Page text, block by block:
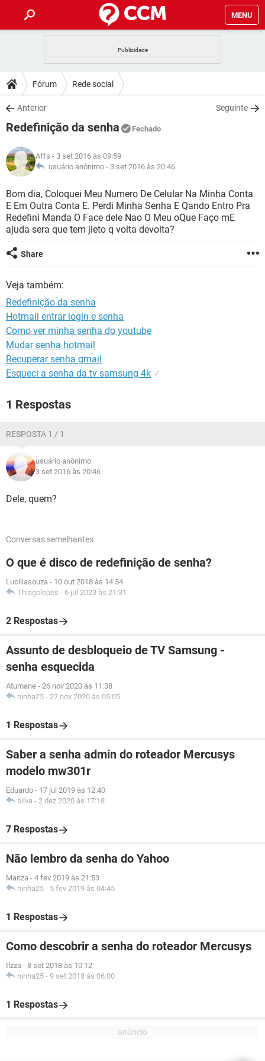
MENU
CELULAR
OUTLOOK
INSTAGRAM GMAIL
GUIA DE COMPRAS
DICAS
JOGOS
INSTAGRAM
GUIA DE COMPRAS
DOWNLOADS
JOGOS WHATSAPP
CELULAR
OUTLOOK EXCEL
INSTAGRAM GMAIL
GUIA DE COMPRAS
JOGOS
CELULAR
OUTLOOK EXCEL
INSTAGRAM GMAIL
GLOSSÁRIO
JOGOS WHATSAPP
CELULAR FACEBOOK
OUTLOOK EXCEL
INSTAGRAM
Fórum Rede social
Anterior Seguinte
Redefinição da senha Fechado
Affs - 3 set 2016 às 09:59
usuário anônimo - 3 set 2016 às 20:46
Bom dia, Coloquei Meu Numero De Celular Na Minha Conta
E Em Outra Conta E. Perdi Minha Senha E Qando Entro Pra
Redefini Manda O Face dele Nao O Meu oQue Faço mE
ajuda sera que tem jieto q volta devolta?
Share
Veja também:
Redefinição da senha
Hotmail entrar login e senha
Como ver minha senha do youtube
Mudar senha hotmail
Recuperar senha gmail
Esqueci a senha da tv samsung 4k ✓
1 Respostas
RESPOSTA 1 / 1
usuário anônimo
3 set 2016 às 20:46
Dele, quem?
Conversas semelhantes
O que é disco de redefinição de senha?
Luciliasouza - 10 out 2018 às 14:54
Thiagolopes - 6 jul 2023 às 21:31
2 Respostas
Assunto de desbloqueio de TV Samsung -
senha esquecida
Atumane - 26 nov 2020 às 11:38
ninha25 - 27 nov 2020 às 05:05
1 Respostas
Saber a senha admin do roteador Mercusys
modelo mw301r
Eduardo - 17 jul 2019 às 12:40
silva - 2 dez 2020 às 17:18
7 Respostas
Não lembro da senha do Yahoo
Mariza - 4 fev 2019 às 21:53
ninha25 - 5 fev 2019 às 04:45
1 Respostas
Como descobrir a senha do roteador Mercusys
Ilzza - 8 set 2018 às 10:12
ninha25 - 9 set 2018 às 06:00
1 Respostas